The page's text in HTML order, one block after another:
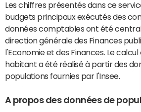
Les chiffres présentés dans ce
budgets principaux exécutés des
données comptables ont été
direction générale des Finances
l'Economie et des Finances. Le
habitant a été réalisé à partir des
populations fournies par l'Insee.
A propos des données de